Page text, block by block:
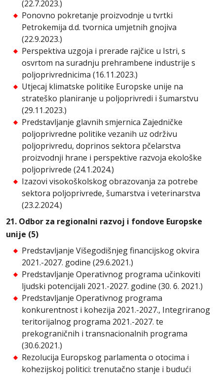
(22.7.2023.)
Ponovno pokretanje proizvodnje u tvrtki
Petrokemija d.d. tvornica umjetnih gnojiva
(22.9.2023.)
Perspektiva uzgoja i prerade rajčice u Istri, s
osvrtom na suradnju prehrambene industrije s
poljoprivrednicima (16.11.2023.)
Utjecaj klimatske politike Europske unije na
strateško planiranje u poljoprivredi i šumarstvu
(29.11.2023.)
Predstavljanje glavnih smjernica Zajedničke
poljoprivredne politike vezanih uz održivu
poljoprivredu, doprinos sektora pčelarstva
proizvodnji hrane i perspektive razvoja ekološke
poljoprivrede (24.1.2024.)
Izazovi visokoškolskog obrazovanja za potrebe
sektora poljoprivrede, šumarstva i veterinarstva
(23.2.2024.)
21. Odbor za regionalni razvoj i fondove Europske
unije (5)
Predstavljanje Višegodišnjeg financijskog okvira
2021.-2027. godine (29.6.2021.)
Predstavljanje Operativnog programa učinkoviti
ljudski potencijali 2021.-2027. godine (30. 6. 2021.)
Predstavljanje Operativnog programa
konkurentnost i kohezija 2021.-2027., Integriranog
teritorijalnog programa 2021.-2027. te
prekograničnih i transnacionalnih programa
(30.6.2021.)
Rezolucija Europskog parlamenta o otocima i
kohezijskoj politici: trenutačno stanje i budući